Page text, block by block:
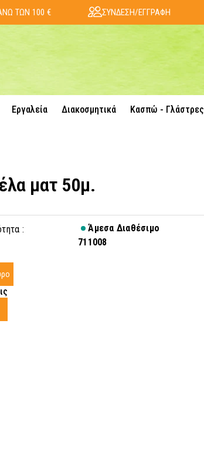
ΤΩΝ 100 € ΣΥΝΔΕΣΗ/ΕΓΓΡΑΦΗ
Εργαλεία Διακοσμητικά Κασπώ - Γλάστρες
ματ 50μ.
:
Άμεσα Διαθέσιμο
711008